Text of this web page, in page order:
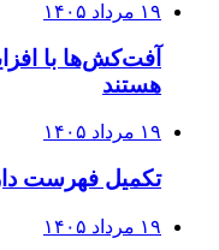
۱۹ مرداد ۱۴۰۵
هستند
۱۹ مرداد ۱۴۰۵
تکمیل فهرست
۱۹ مرداد ۱۴۰۵